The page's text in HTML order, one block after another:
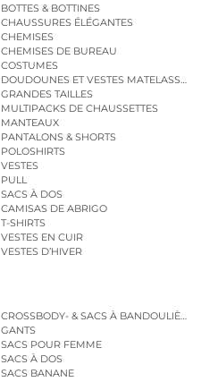
BOTTES & BOTTINES
CHAUSSURES ÉLÉGANTES
CHEMISES
CHEMISES DE BUREAU
COSTUMES
DOUDOUNES ET VESTES MATELASSÉES
GRANDES TAILLES
MULTIPACKS DE CHAUSSETTES
MANTEAUX
PANTALONS & SHORTS
POLOSHIRTS
VESTES
PULL
SACS À DOS
CAMISAS DE ABRIGO
T-SHIRTS
VESTES EN CUIR
VESTES D’HIVER
CROSSBODY- & SACS À BANDOULIÈRE
GANTS
SACS POUR FEMME
SACS À DOS
SACS BANANE